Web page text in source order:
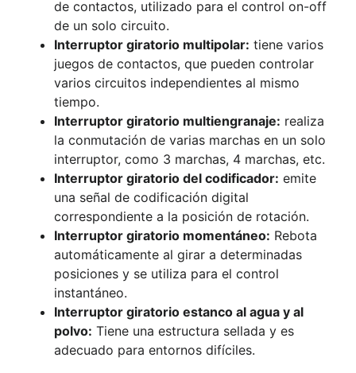
de contactos, utilizado para el control on-off
de un solo circuito.
Interruptor giratorio multipolar: tiene varios
juegos de contactos, que pueden controlar
varios circuitos independientes al mismo
tiempo.
Interruptor giratorio multiengranaje: realiza
la conmutación de varias marchas en un solo
interruptor, como 3 marchas, 4 marchas, etc.
Interruptor giratorio del codificador: emite
una señal de codificación digital
correspondiente a la posición de rotación.
Interruptor giratorio momentáneo: Rebota
automáticamente al girar a determinadas
posiciones y se utiliza para el control
instantáneo.
Interruptor giratorio estanco al agua y al
polvo: Tiene una estructura sellada y es
adecuado para entornos difíciles.